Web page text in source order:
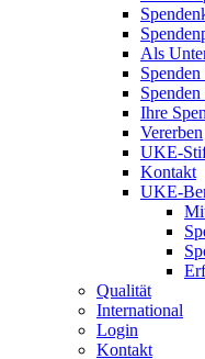
Als
Ihre
Vererben
UKE-
Kontakt
UKE-
Qualität
International
Login
Kontakt